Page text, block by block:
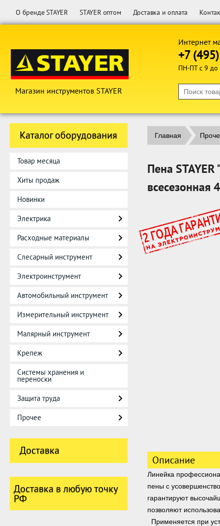
О бренде STAYER STAYER оптом Доставка и оплата
Магазин инструментов STAYER
Интернет
+7
ПН-ПТ с 9 до
Каталог оборудования
Товар месяца
Хиты продаж
Новинки
Электрика
Расходные материалы
Слесарный инструмент
Электроинструмент
Автомобильный инструмент
Измерительный инструмент
Малярный инструмент
Крепеж
Системы хранения и
переноски
Защита труда
Прочее
Доставка
Доставка в любую точку
РФ
Главная
Пена
всесезонная
Описание
Линейка
пены с
гарантируют
позволяют
Применяется при